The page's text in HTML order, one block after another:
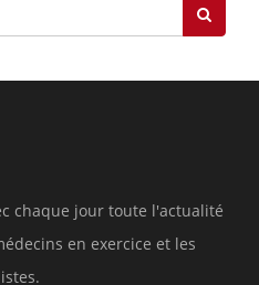
chaque jour toute l'actualité
en exercice et les